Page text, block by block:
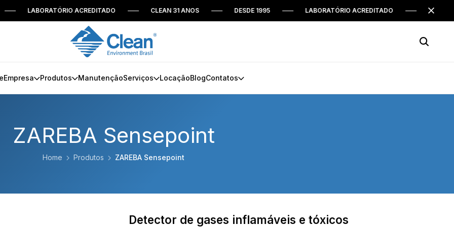
LABORATÓRIO ACREDITADO CLEAN 31 ANOS DESDE 1995 LABORATÓRIO ACREDITADO CLEAN 31
Empresa Produtos ManutençãoServiços LocaçãoBlogContatos
ZAREBA Sensepoint
Home Produtos ZAREBA Sensepoint
Detector de gases inflamáveis e tóxicos